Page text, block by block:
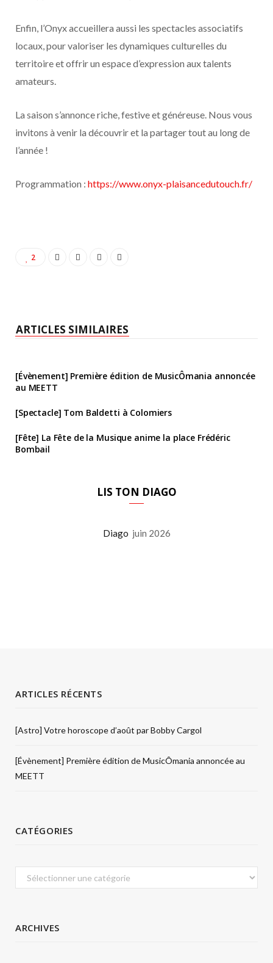
Enfin, l’Onyx accueillera aussi les spectacles associatifs
locaux, pour valoriser les dynamiques culturelles du
territoire et offrir un espace d’expression aux talents
amateurs.
La saison s’annonce riche, festive et généreuse. Nous vous
invitons à venir la découvrir et la partager tout au long de
l’année !
Programmation : https://www.onyx-plaisancedutouch.fr/
2
ARTICLES SIMILAIRES
[Évènement] Première édition de MusicÔmania annoncée
au MEETT
[Spectacle] Tom Baldetti à Colomiers
[Fête] La Fête de la Musique anime la place Frédéric
Bombail
LIS TON DIAGO
Diago juin 2026
ARTICLES RÉCENTS
[Astro] Votre horoscope d’août par Bobby Cargol
[Évènement] Première édition de MusicÔmania annoncée au
MEETT
CATÉGORIES
Catégories
ARCHIVES